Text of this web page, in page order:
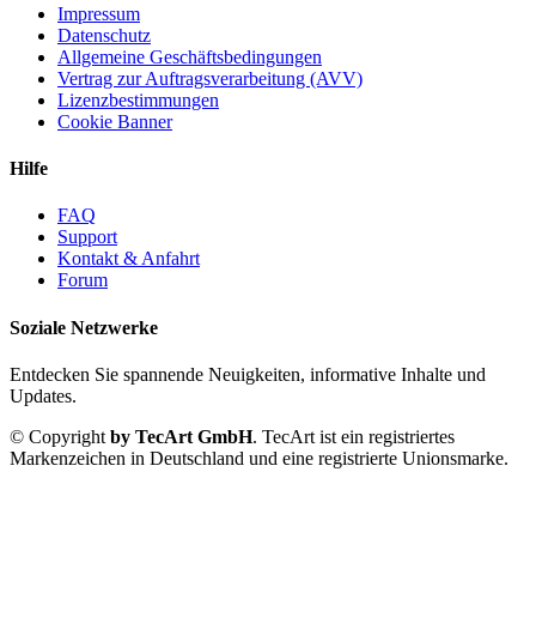
Impressum
Datenschutz
Allgemeine Geschäftsbedingungen
Vertrag zur Auftragsverarbeitung (AVV)
Lizenzbestimmungen
Cookie Banner
Hilfe
FAQ
Support
Kontakt & Anfahrt
Forum
Soziale Netzwerke
Entdecken Sie spannende Neuigkeiten, informative Inhalte und
Updates.
© Copyright by TecArt GmbH. TecArt ist ein registriertes
Markenzeichen in Deutschland und eine registrierte Unionsmarke.